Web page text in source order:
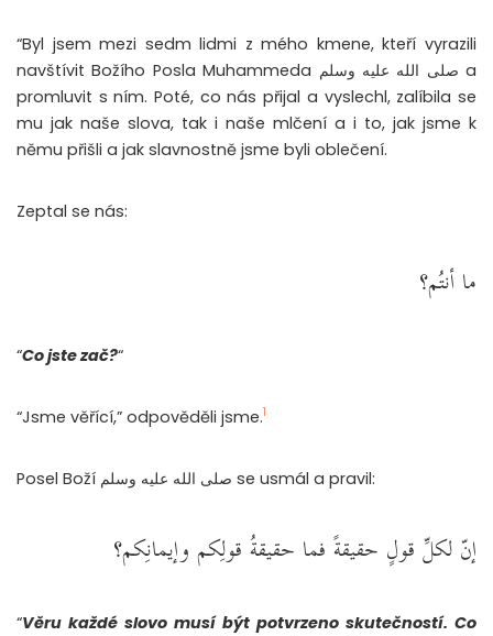
“Byl jsem mezi sedm lidmi z mého kmene, kteří vyrazili
navštívit Božího Posla Muhammeda صلى الله عليه وسلم a
promluvit s ním. Poté, co nás přijal a vyslechl, zalíbila se
mu jak naše slova, tak i naše mlčení a i to, jak jsme k
němu přišli a jak slavnostně jsme byli oblečení.
Zeptal se nás:
ما أنتُم؟
“Co jste zač?“
“Jsme věřící,” odpověděli jsme.1
Posel Boží صلى الله عليه وسلم se usmál a pravil:
إنّ لكلِّ قولٍ حقيقةً فما حقيقةُ قولِكم وإيمانِكم؟
“Věru každé slovo musí být potvrzeno skutečností. Co